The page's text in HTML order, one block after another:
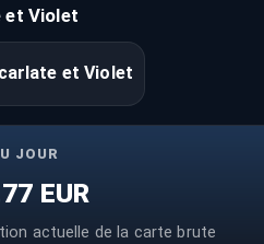
et Violet
et Violet
JOUR
EUR
actuelle de la carte brute